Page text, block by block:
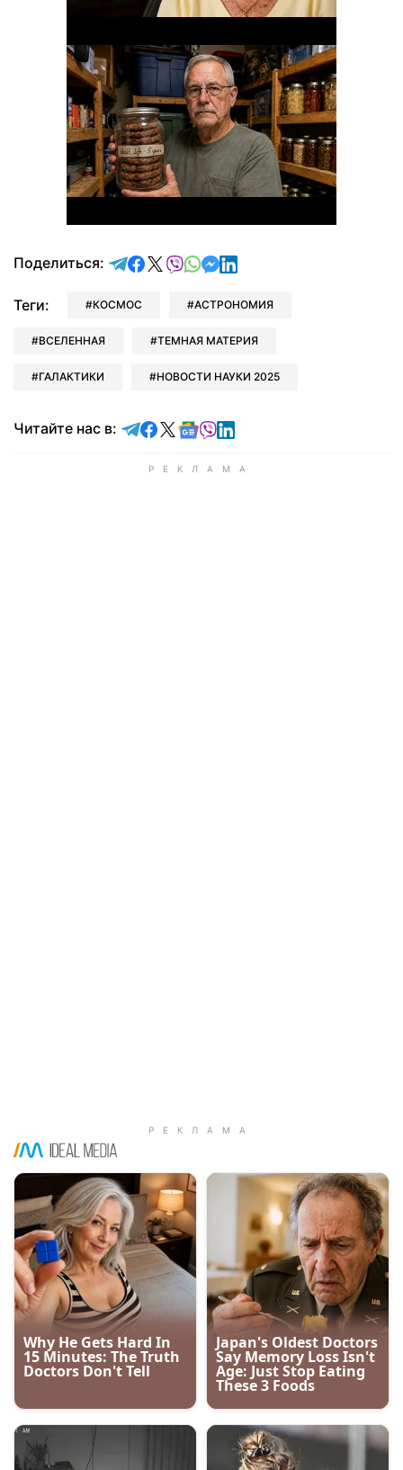
Поделиться: отправить в Telegram
поделиться в Facebook
поделиться в X
отправить в Viber
отправить в Whatsapp
отправить в Messenger
отправить в LinkedIn
Теги: КОСМОС АСТРОНОМИЯ
ВСЕЛЕННАЯ ТЕМНАЯ МАТЕРИЯ
ГАЛАКТИКИ НОВОСТИ НАУКИ 2025
Читайте нас в: Читайте в Telegram
Читайте в Facebook
Читайте в X
Читайте в Google news
Читайте в Viber
Читайте в LinkedIn